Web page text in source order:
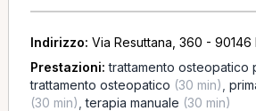
Indirizzo: Via Resuttana, 360 - 90146
Prestazioni:trattamento osteopatico
trattamento osteopatico (30 min)
(30 min) ,terapia manuale (30 min)